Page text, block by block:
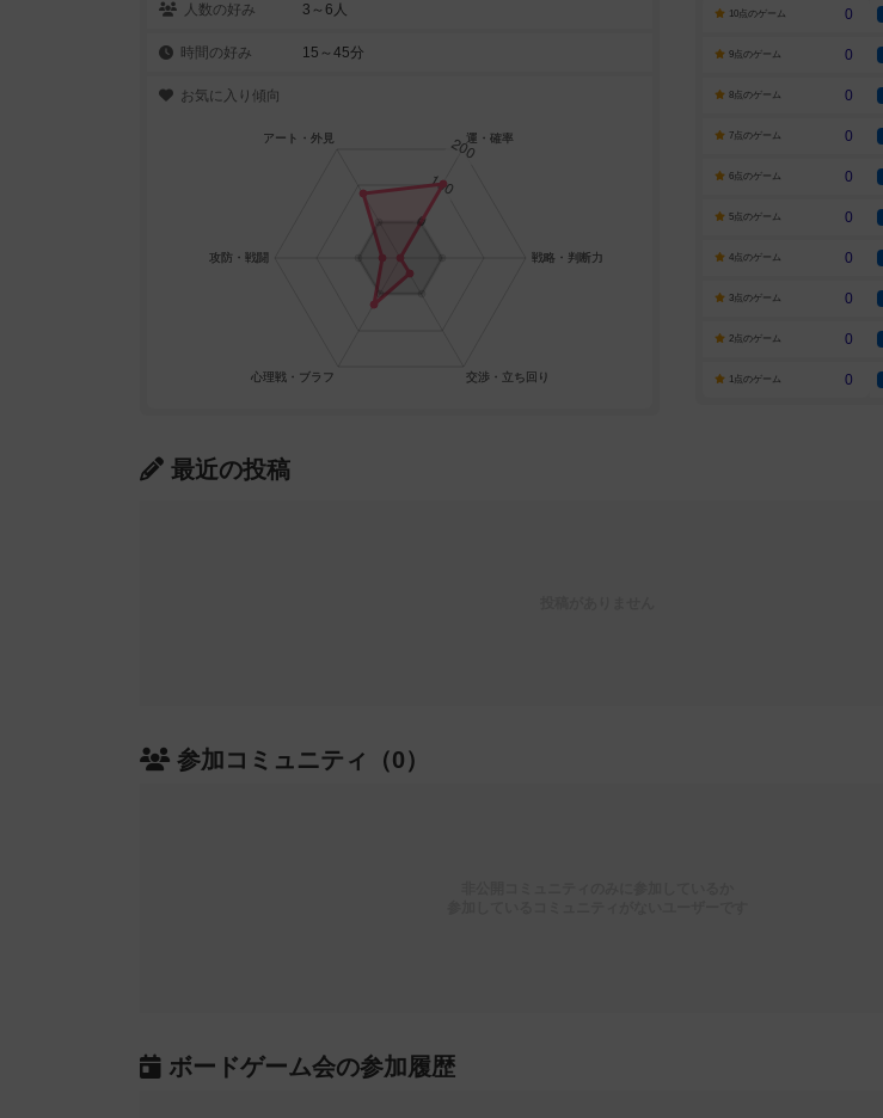
人数の好み 3～6人
時間の好み 15～45分
お気に入り傾向
10点のゲーム 0
9点のゲーム 0
8点のゲーム 0
7点のゲーム 0
6点のゲーム 0
5点のゲーム 0
4点のゲーム 0
3点のゲーム 0
2点のゲーム 0
1点のゲーム 0
最近の投稿
参加コミュニティ（0）
ボードゲーム会の参加履歴